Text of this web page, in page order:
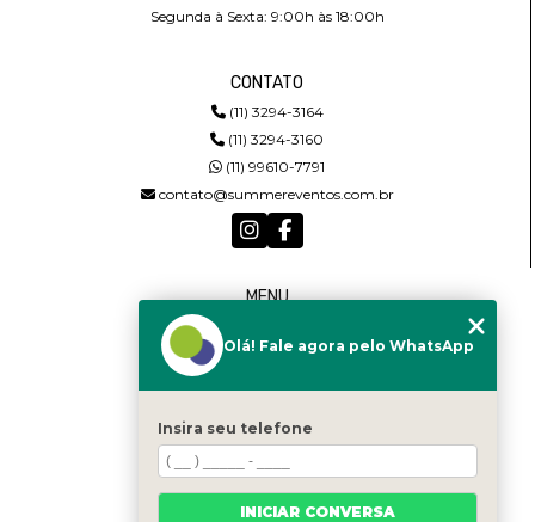
Segunda à Sexta: 9:00h às 18:00h
CONTATO
(11) 3294-3164
(11) 3294-3160
(11) 99610-7791
contato@summereventos.com.br
MENU
QUEM SOMOS
CONTATO
CATEGORIAS
MAPA DO SITE
Olá! Fale agora pelo WhatsApp
Insira seu telefone
INICIAR CONVERSA